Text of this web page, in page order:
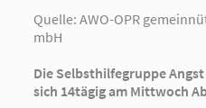
Quelle: AWO-OPR
mbH
Die Selbsthilfegruppe
sich 14tägig am Mittwoch